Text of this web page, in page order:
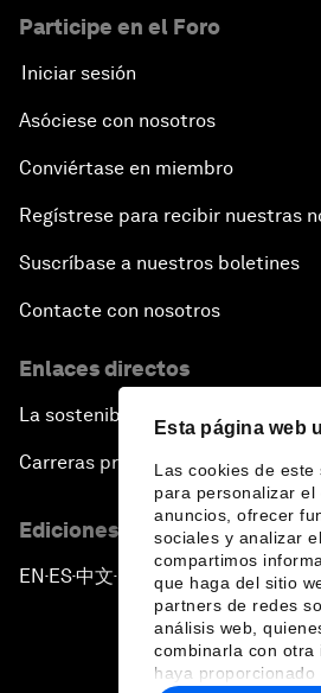
Esta página web
Las cookies de este
para personalizar el
anuncios, ofrecer
sociales y analizar
compartimos
que haga del sitio
partners de redes
análisis web,
combinarla con otra
haya proporcionado
Participe en el Foro
Iniciar sesión
Asóciese con nosotros
Conviértase en miembro
Regístrese para recibir nuestras
Suscríbase a nuestros boletines
Contacte con nosotros
Enlaces directos
La sostenibilidad en el Foro
Carreras profesionales
Ediciones en otros idiomas
EN ▪ ES▪中文▪ 日本語